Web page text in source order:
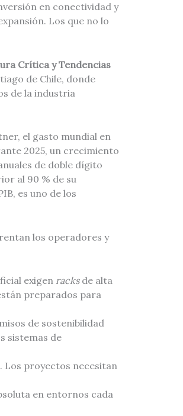
en conectividad y
Los que no lo
Crítica y Tendencias
de Chile, donde
de la industria
el gasto mundial en
2025, un crecimiento
de doble dígito
al 90 % de su
es uno de los
los operadores y
exigenracks de alta
preparados para
de sostenibilidad
sistemas de
Los proyectos necesitan
en entornos cada